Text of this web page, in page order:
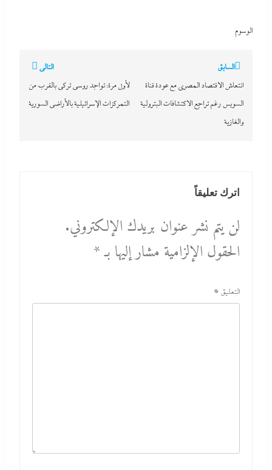
الوسوم
تصفّح
المقالات
السابق
انتعاش الاقتصاد المصري مع عودة قناة
السويس رغم تراجع الاكتشافات البترولية
والغازية
التالي
لأول مرة: تواجد روسي تركي بالقرب من
التمركزات الإسرائيلية بالأراضي السورية
اترك تعليقاً
لن يتم نشر عنوان بريدك الإلكتروني.
الحقول الإلزامية مشار إليها بـ*
التعليق *